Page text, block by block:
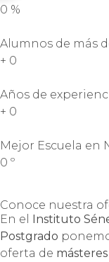
0 %
Alumnos de más
+ 0
Años de
+ 0
Mejor Escuela en
0 º
Conoce nuestra
En el Instituto
Postgrado
oferta de